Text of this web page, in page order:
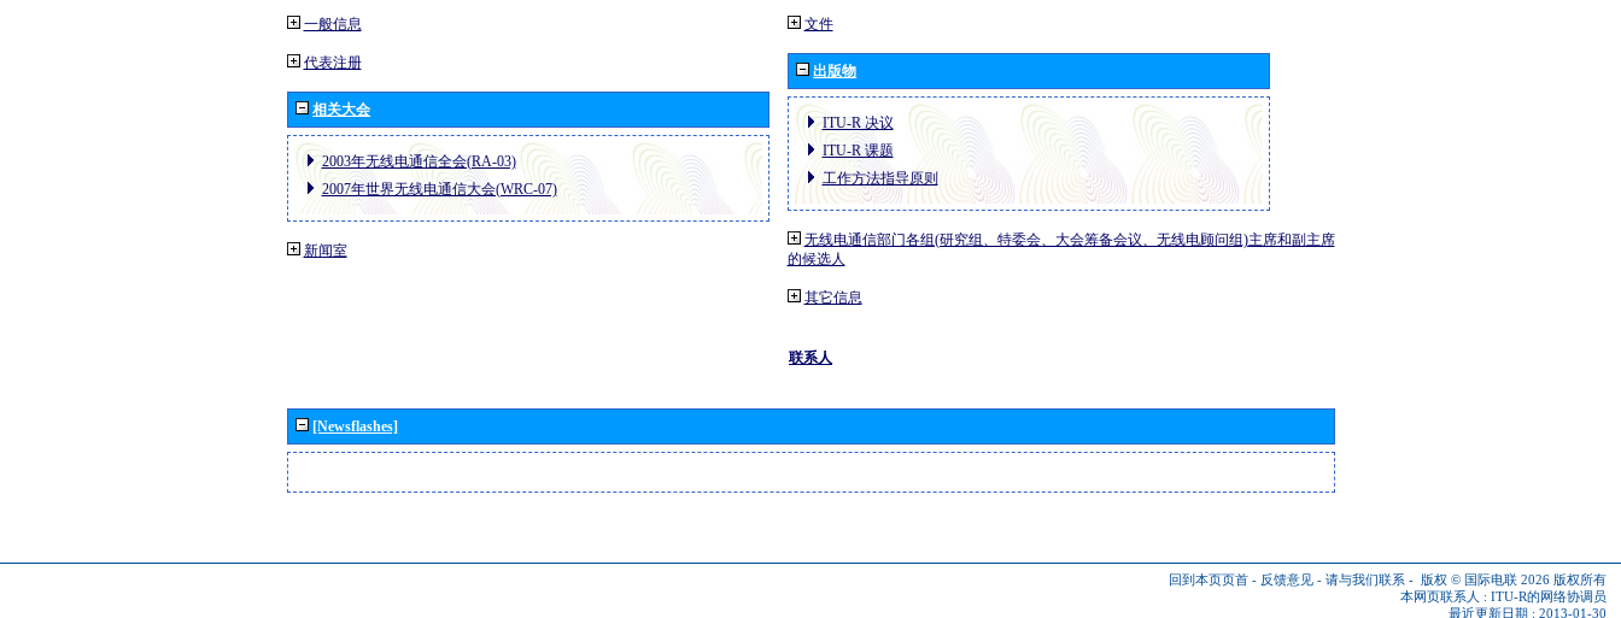
一般信息
代表注册
相关大会
2003年无线电通信全会(RA-03)
2007年世界无线电通信大会(WRC-07)
新闻室
文件
出版物
ITU-R 决议
ITU-R 课题
工作方法指导原则
无线电通信部门各组(研究组、特委会、大会筹备会议、无线电顾问组)主席和副主席
的候选人
其它信息
联系人
[Newsflashes]
回到本页页首 - 反馈意见 - 请与我们联系 - 版权 © 国际电联 2026 版权所有
本网页联系人 : ITU-R的网络协调员
最近更新日期 : 2013-01-30